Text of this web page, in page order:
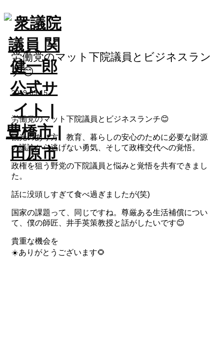
HOME
選挙ドット
コム
プロフィー
ル
ねる
ブログ（活
動報告）
労働党のマット下院議員とビジネスラン
チ😊
2019-09-15
労働党のマット下院議員とビジネスランチ😊
観光のあり方、教育、暮らしの安心のために必要な財源
の議論から逃げない勇気、そして政権交代への覚悟。
政権を狙う野党の下院議員と悩みと覚悟を共有できまし
た。
話に没頭しすぎて食べ過ぎましたが(笑)
国家の課題って、同じですね。尊厳ある生活補償につい
て、僕の師匠、井手英策教授と話がしたいです😊
貴重な機会を
☀️ありがとうございます🌻